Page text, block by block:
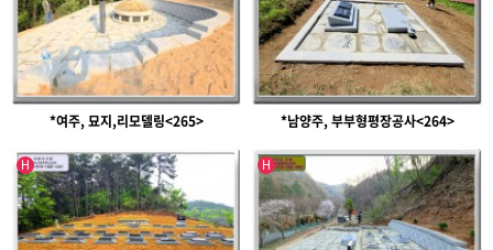
*여주, 묘지,리모델링<265> *남양주, 부부형평장공사<264>
H
인기글
H
인기글